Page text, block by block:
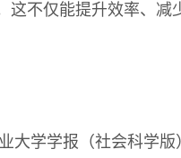
这不仅能提升效率、减
大学学报（社会科学